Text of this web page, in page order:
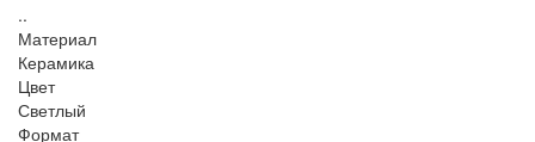
..
Материал
Керамика
Цвет
Светлый
Формат